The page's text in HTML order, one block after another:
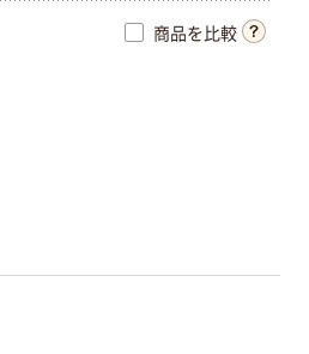
商品を比較